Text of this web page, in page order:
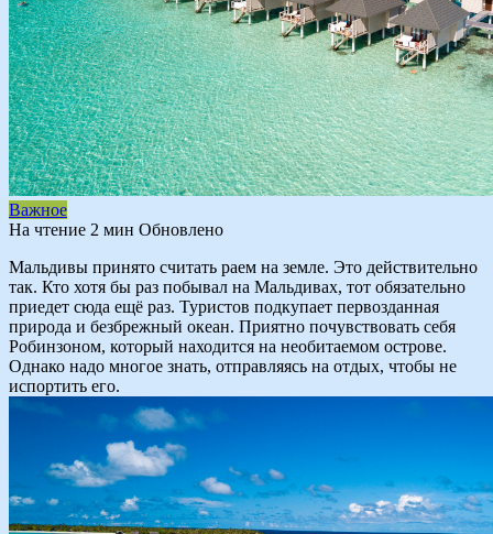
Важное
На чтение 2 мин Обновлено
Мальдивы принято считать раем на земле. Это действительно
так. Кто хотя бы раз побывал на Мальдивах, тот обязательно
приедет сюда ещё раз. Туристов подкупает первозданная
природа и безбрежный океан. Приятно почувствовать себя
Робинзоном, который находится на необитаемом острове.
Однако надо многое знать, отправляясь на отдых, чтобы не
испортить его.